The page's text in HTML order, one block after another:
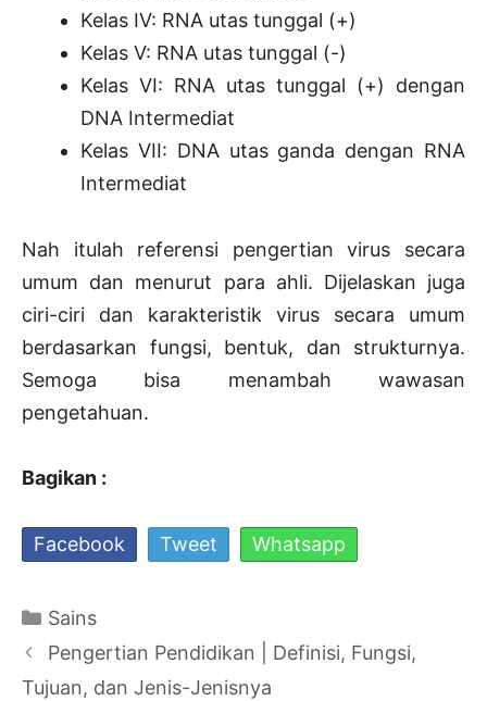
Kelas IV: RNA utas tunggal (+)
Kelas V: RNA utas tunggal (-)
Kelas VI: RNA utas tunggal (+) dengan
DNA Intermediat
Kelas VII: DNA utas ganda dengan RNA
Intermediat
Nah itulah referensi pengertian virus secara
umum dan menurut para ahli. Dijelaskan juga
ciri-ciri dan karakteristik virus secara umum
berdasarkan fungsi, bentuk, dan strukturnya.
Semoga bisa menambah wawasan
pengetahuan.
Bagikan :
Facebook Tweet Whatsapp
Kategori
Sains
Navigasi
Tulisan
Pengertian Pendidikan | Definisi, Fungsi,
Tujuan, dan Jenis-Jenisnya